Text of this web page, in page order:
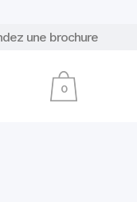
une brochure
0